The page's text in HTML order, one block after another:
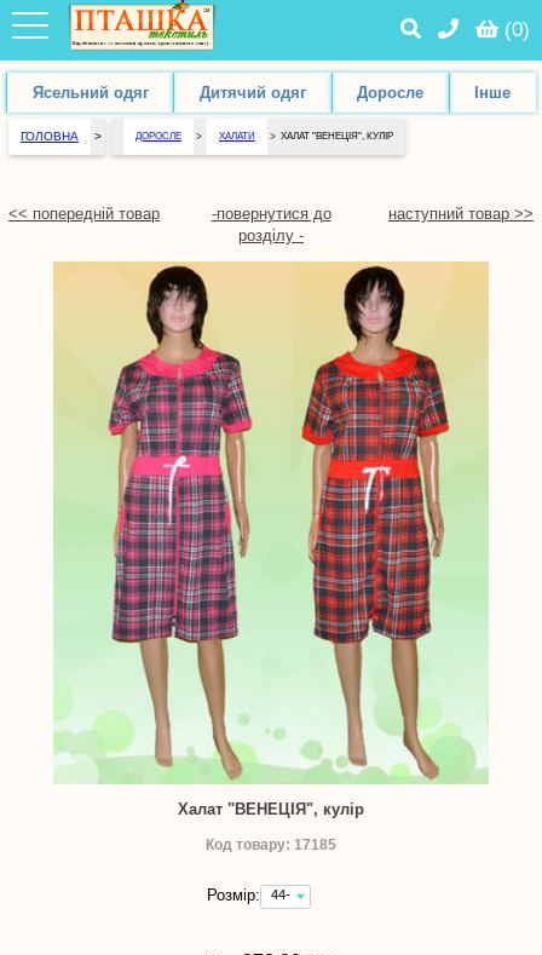
(0)
Ясельний одяг Дитячий одяг Доросле Інше
ГОЛОВНА > ДОРОСЛЕ > ХАЛАТИ > ХАЛАТ "ВЕНЕЦІЯ", КУЛІР
<< попередній товар
-повернутися до
розділу -
наступний товар >>
Халат "ВЕНЕЦІЯ", кулір
Код товару: 17185
Розмір:
44-
46 -